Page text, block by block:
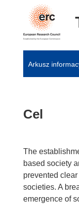
Arkusz
Cel
The
based society
prevented
societies. A
emergence of